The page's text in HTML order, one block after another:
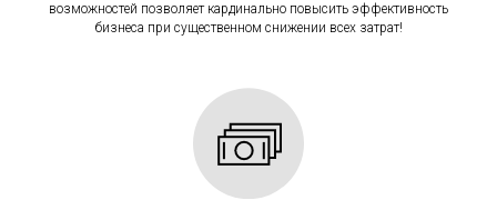
возможностей позволяет кардинально повысить эффективность
бизнеса при существенном снижении всех затрат!